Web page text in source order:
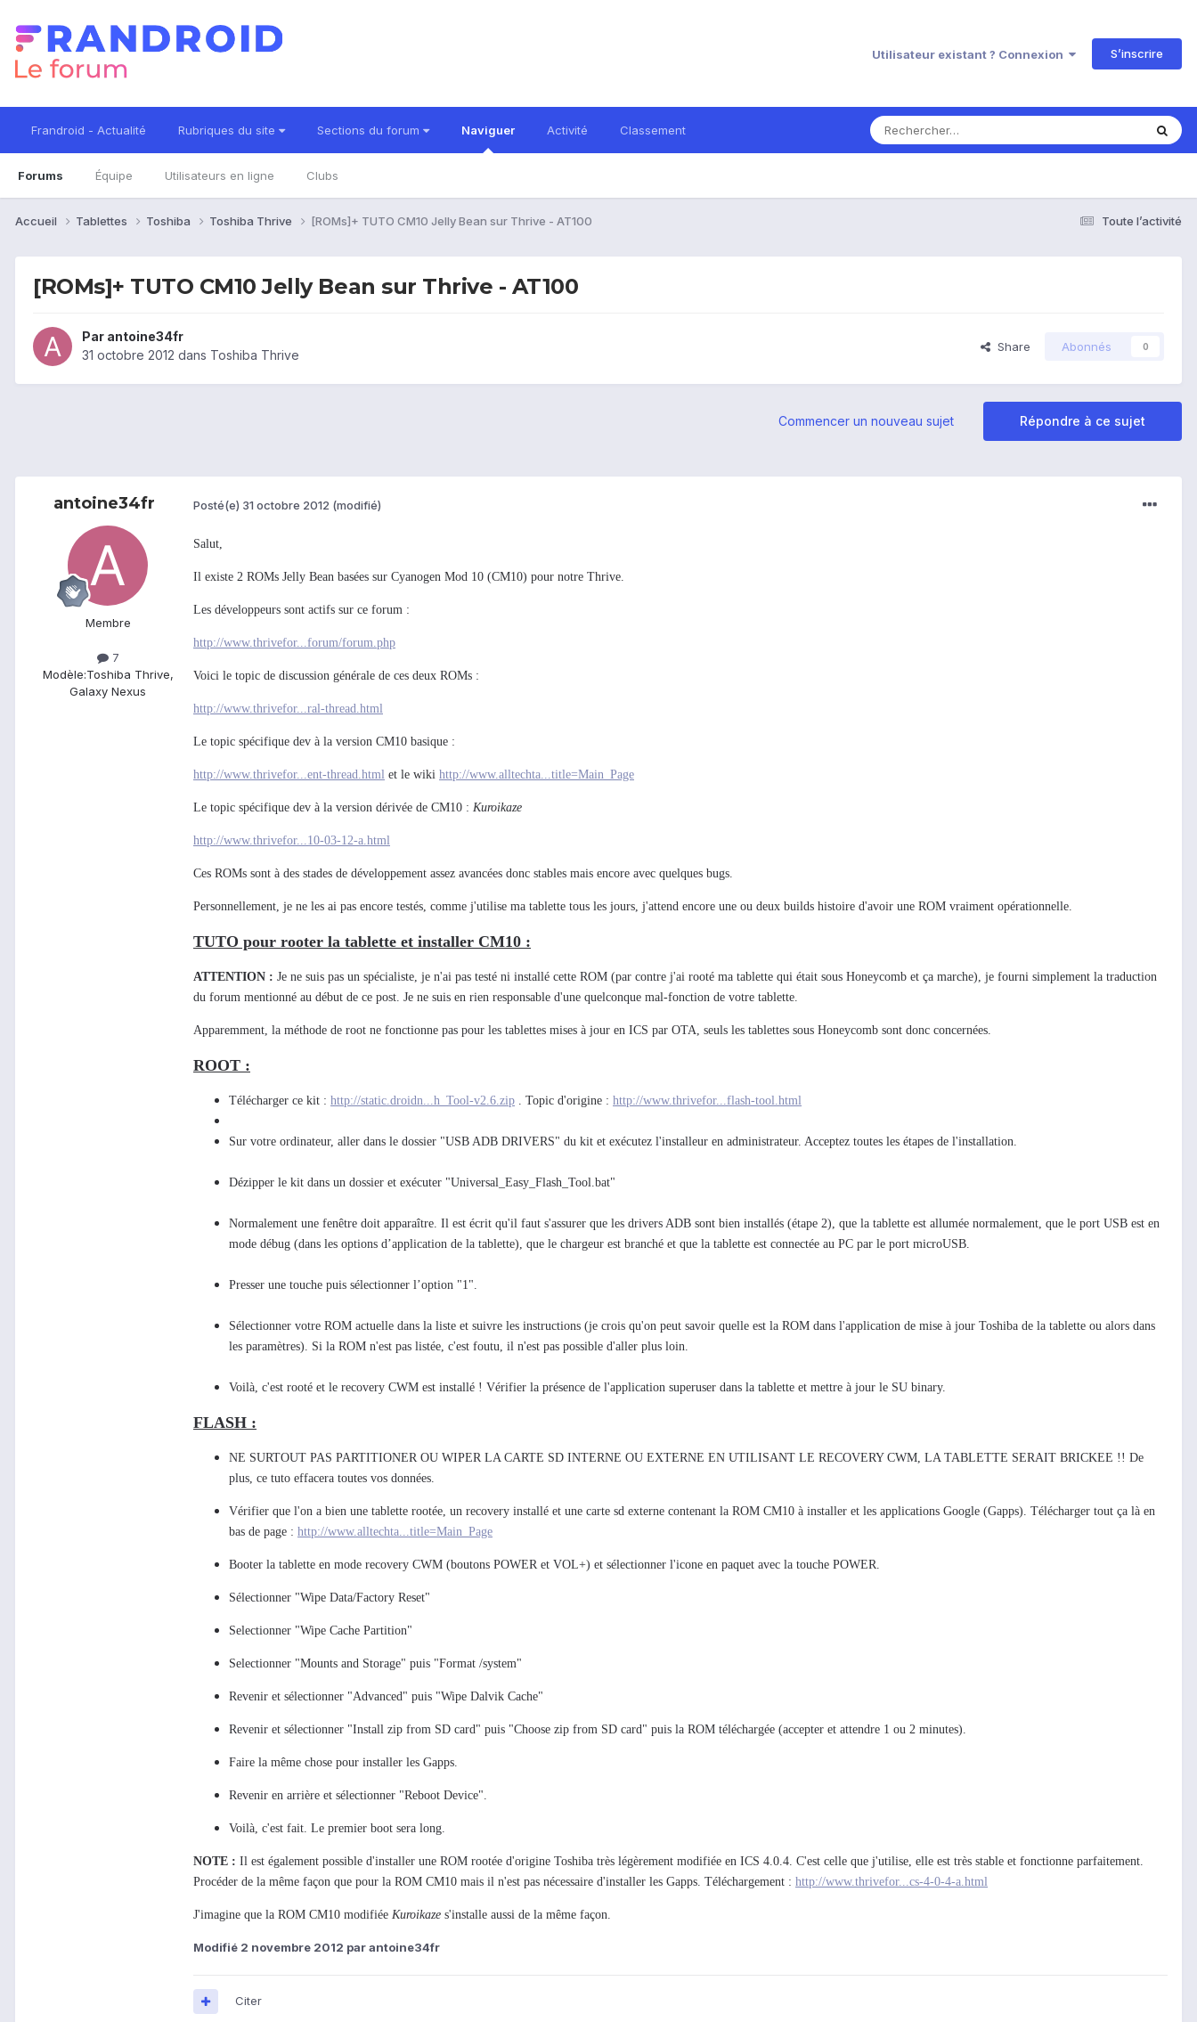
Utilisateur existant ? Connexion S’inscrire
Frandroid - Actualité Rubriques du site Sections du forum Naviguer
Forums Équipe Utilisateurs en ligne Clubs
Activité Classement
Toute l’activité
Accueil Tablettes Toshiba Toshiba Thrive [ROMs]+ TUTO CM10 Jelly Bean sur Thrive - AT100
[ROMs]+ TUTO CM10 Jelly Bean sur Thrive - AT100
Par antoine34fr
31 octobre 2012 dans Toshiba Thrive
Share Abonnés 0
Répondre à ce sujet
Commencer un nouveau sujet
antoine34fr
Membre
7
Modèle:Toshiba Thrive,
Galaxy Nexus
Posté(e) 31 octobre 2012 (modifié)
Salut,
Il existe 2 ROMs Jelly Bean basées sur Cyanogen Mod 10 (CM10) pour notre Thrive.
Les développeurs sont actifs sur ce forum :
http://www.thrivefor...forum/forum.php
Voici le topic de discussion générale de ces deux ROMs :
http://www.thrivefor...ral-thread.html
Le topic spécifique dev à la version CM10 basique :
http://www.thrivefor...ent-thread.html et le wiki http://www.alltechta...title=Main_Page
Le topic spécifique dev à la version dérivée de CM10 : Kuroikaze
http://www.thrivefor...10-03-12-a.html
Ces ROMs sont à des stades de développement assez avancées donc stables mais encore avec quelques bugs.
Personnellement, je ne les ai pas encore testés, comme j'utilise ma tablette tous les jours, j'attend encore une ou deux builds histoire d'avoir une ROM vraiment opérationnelle.
TUTO pour rooter la tablette et installer CM10 :
ATTENTION : Je ne suis pas un spécialiste, je n'ai pas testé ni installé cette ROM (par contre j'ai rooté ma tablette qui était sous Honeycomb et ça marche), je fourni simplement la traduction
du forum mentionné au début de ce post. Je ne suis en rien responsable d'une quelconque mal-fonction de votre tablette.
Apparemment, la méthode de root ne fonctionne pas pour les tablettes mises à jour en ICS par OTA, seuls les tablettes sous Honeycomb sont donc concernées.
ROOT :
​Télécharger ce kit : http://static.droidn...h_Tool-v2.6.zip . Topic d'origine : http://www.thrivefor...flash-tool.html
Sur votre ordinateur, aller dans le dossier "USB ADB DRIVERS" du kit et exécutez l'installeur en administrateur. Acceptez toutes les étapes de l'installation.
Dézipper le kit dans un dossier et exécuter "Universal_Easy_Flash_Tool.bat"
Normalement une fenêtre doit apparaître. Il est écrit qu'il faut s'assurer que les drivers ADB sont bien installés (étape 2), que la tablette est allumée normalement, que le port USB est en
mode débug (dans les options d’application de la tablette), que le chargeur est branché et que la tablette est connectée au PC par le port microUSB.
Presser une touche puis sélectionner l’option "1".
Sélectionner votre ROM actuelle dans la liste et suivre les instructions (je crois qu'on peut savoir quelle est la ROM dans l'application de mise à jour Toshiba de la tablette ou alors dans
les paramètres). Si la ROM n'est pas listée, c'est foutu, il n'est pas possible d'aller plus loin.
Voilà, c'est rooté et le recovery CWM est installé ! Vérifier la présence de l'application superuser dans la tablette et mettre à jour le SU binary.
FLASH :
NE SURTOUT PAS PARTITIONER OU WIPER LA CARTE SD INTERNE OU EXTERNE EN UTILISANT LE RECOVERY CWM, LA TABLETTE SERAIT BRICKEE !! De
plus, ce tuto effacera toutes vos données.
Vérifier que l'on a bien une tablette rootée, un recovery installé et une carte sd externe contenant la ROM CM10 à installer et les applications Google (Gapps). Télécharger tout ça là en
bas de page : http://www.alltechta...title=Main_Page
Booter la tablette en mode recovery CWM (boutons POWER et VOL+) et sélectionner l'icone en paquet avec la touche POWER.
Sélectionner "Wipe Data/Factory Reset"
Selectionner "Wipe Cache Partition"
Selectionner "Mounts and Storage" puis "Format /system"
Revenir et sélectionner "Advanced" puis "Wipe Dalvik Cache"
Revenir et sélectionner "Install zip from SD card" puis "Choose zip from SD card" puis la ROM téléchargée (accepter et attendre 1 ou 2 minutes).
Faire la même chose pour installer les Gapps.
Revenir en arrière et sélectionner "Reboot Device".
Voilà, c'est fait. Le premier boot sera long.
NOTE : Il est également possible d'installer une ROM rootée d'origine Toshiba très légèrement modifiée en ICS 4.0.4. C'est celle que j'utilise, elle est très stable et fonctionne parfaitement.
Procéder de la même façon que pour la ROM CM10 mais il n'est pas nécessaire d'installer les Gapps. Téléchargement : http://www.thrivefor...cs-4-0-4-a.html
J'imagine que la ROM CM10 modifiée Kuroikaze s'installe aussi de la même façon.
Modifié 2 novembre 2012 par antoine34fr
Citer